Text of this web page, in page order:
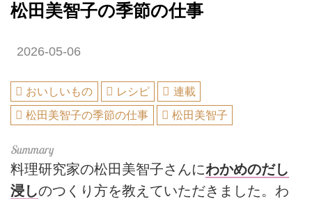
松田美智子の季節の仕事
2026-05-06
おいしいもの レシピ
連載
松田美智子の季節の仕事
松田美智子
料理研究家の松田美智子さんにわかめのだし
浸しのつくり方を教えていただきました。わ